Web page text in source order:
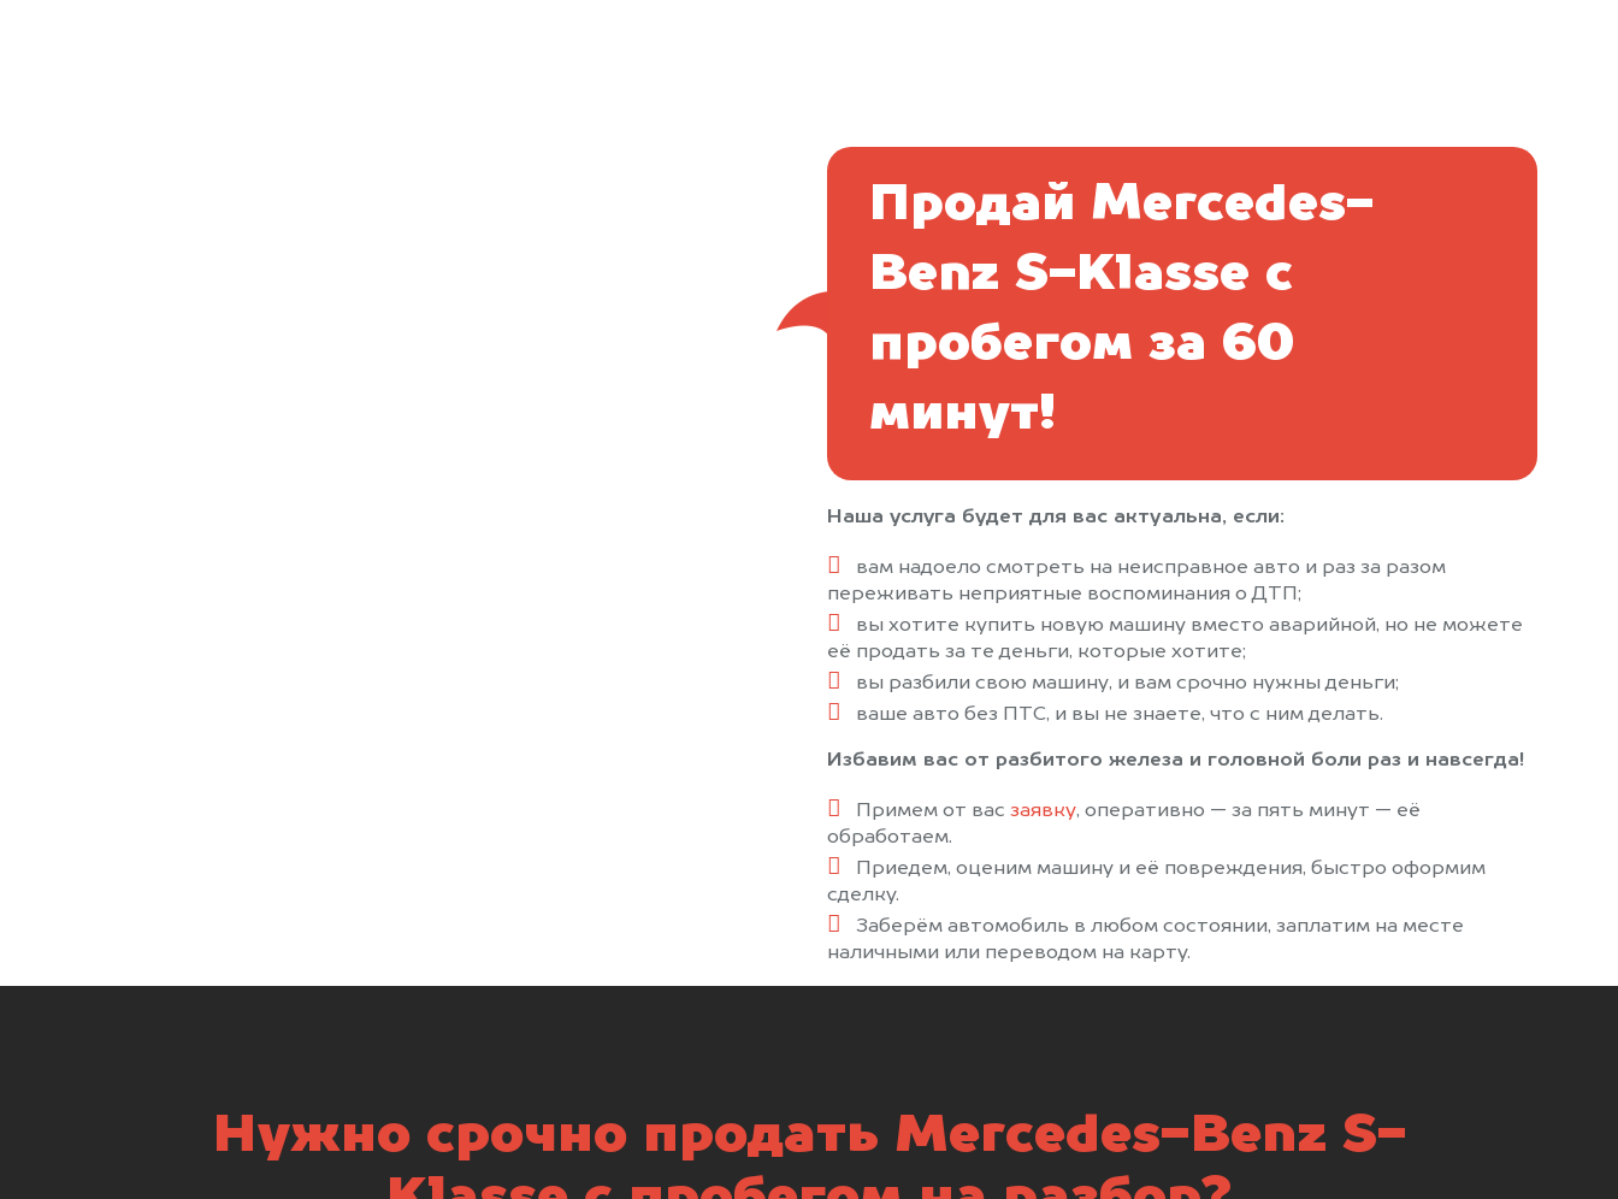
Продай Mercedes-
Benz S-Klasse с
пробегом за 60
минут!
Наша услуга будет для вас актуальна, если:
вам надоело смотреть на неисправное авто и раз за разом
переживать неприятные воспоминания о ДТП;
вы хотите купить новую машину вместо аварийной, но не можете
её продать за те деньги, которые хотите;
вы разбили свою машину, и вам срочно нужны деньги;
ваше авто без ПТС, и вы не знаете, что с ним делать.
Избавим вас от разбитого железа и головной боли раз и навсегда!
Примем от вас заявку, оперативно — за пять минут — её
обработаем.
Приедем, оценим машину и её повреждения, быстро оформим
сделку.
Заберём автомобиль в любом состоянии, заплатим на месте
наличными или переводом на карту.
Нужно срочно продать Mercedes-Benz S-